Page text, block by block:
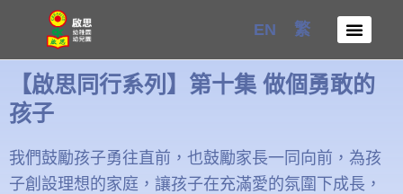
content
EN 繁
【啟思同行系列】第十集 做個勇敢的
孩子
我們鼓勵孩子勇往直前，也鼓勵家長一同向前，為孩
子創設理想的家庭，讓孩子在充滿愛的氛圍下成長，